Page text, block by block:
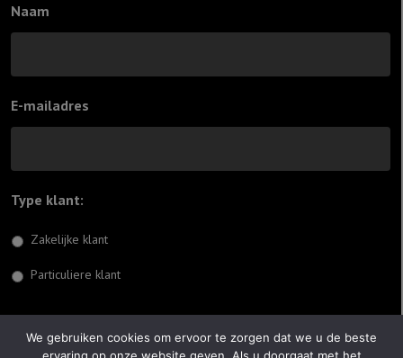
Naam
E-mailadres
Type klant:
Zakelijke klant
Particuliere klant
We gebruiken cookies om ervoor te zorgen dat we u de beste